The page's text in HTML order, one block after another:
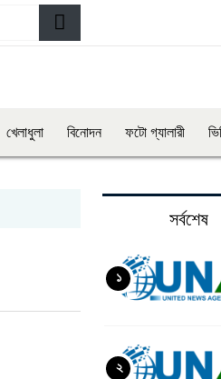
খেলাধুলা বিনোদন ফটো গ্যালারী
সর্বশেষ
১
২